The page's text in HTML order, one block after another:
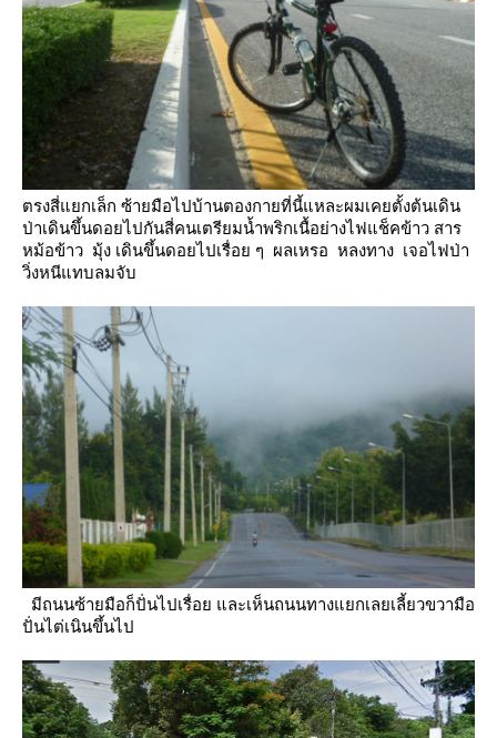
ตรงสี่แยกเล็ก ซ้ายมือไปบ้านตองกายที่นี้แหละผมเคยตั้งต้นเดิน
ป่าเดินขึ้นดอยไปกันสี่คนเตรียมน้ำพริกเนื้อย่างไฟแช็คข้าว สาร
หม้อข้าว มุ้ง เดินขึ้นดอยไปเรื่อย ๆ ผลเหรอ หลงทาง เจอไฟป่า
วิ่งหนีแทบลมจับ
มีถนนซ้ายมือก็ปั่นไปเรื่อย และเห็นถนนทางแยกเลยเลี้ยวขวามือ
ปั่นไต่เนินขึ้นไป